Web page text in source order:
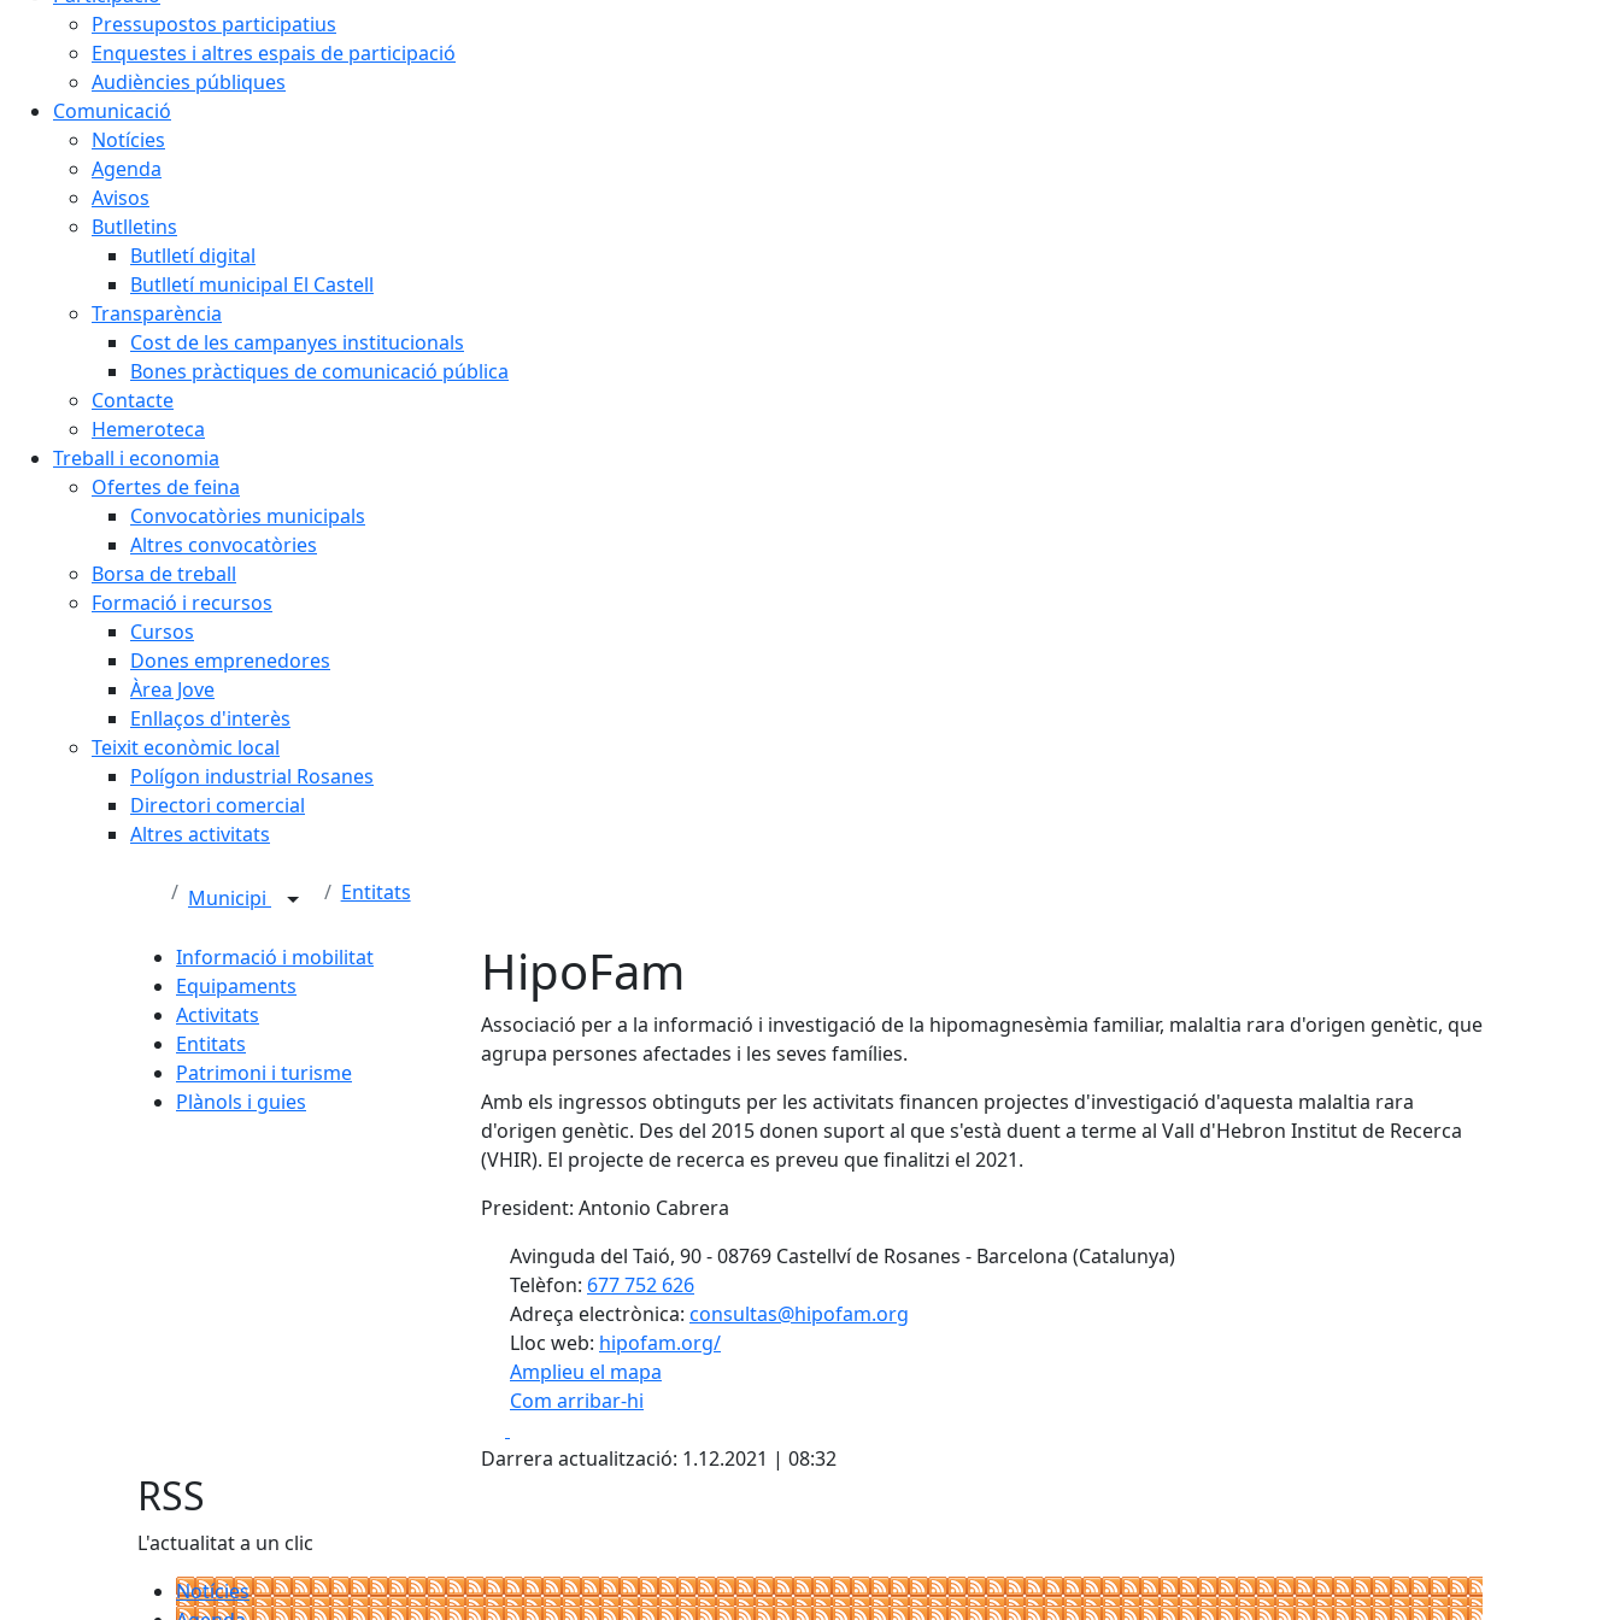
Pressupostos participatius
Enquestes i altres espais de participació
Audiències públiques
Comunicació
Notícies
Agenda
Avisos
Butlletins
Butlletí digital
Butlletí municipal El Castell
Transparència
Cost de les campanyes institucionals
Bones pràctiques de comunicació pública
Contacte
Hemeroteca
Treball i economia
Ofertes de feina
Convocatòries municipals
Altres convocatòries
Borsa de treball
Formació i recursos
Cursos
Dones emprenedores
Àrea Jove
Enllaços d'interès
Teixit econòmic local
Polígon industrial Rosanes
Directori comercial
Altres activitats
Municipi Entitats
Informació i mobilitat
Equipaments
Activitats
Entitats
Patrimoni i turisme
Plànols i guies
HipoFam
Associació per a la informació i investigació de la hipomagnesèmia familiar, malaltia rara d'origen genètic, que
agrupa persones afectades i les seves famílies.
Amb els ingressos obtinguts per les activitats financen projectes d'investigació d'aquesta malaltia rara
d'origen genètic. Des del 2015 donen suport al que s'està duent a terme al Vall d'Hebron Institut de Recerca
(VHIR). El projecte de recerca es preveu que finalitzi el 2021.
President: Antonio Cabrera
Avinguda del Taió, 90 - 08769 Castellví de Rosanes - Barcelona (Catalunya)
Telèfon: 677 752 626
Adreça electrònica: consultas@hipofam.org
Lloc web: hipofam.org/
Amplieu el mapa
Com arribar-hi
+
Darrera actualització: 1.12.2021 | 08:32
RSS
L'actualitat a un clic
Notícies